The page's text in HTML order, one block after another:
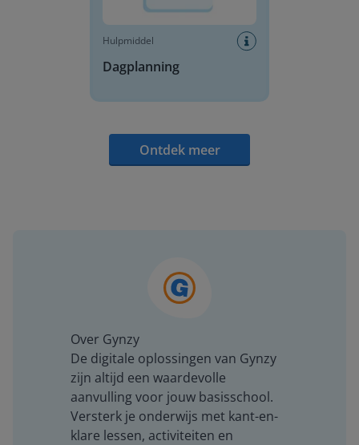
Hulpmiddel
Dagplanning
Ontdek meer
Over Gynzy
De digitale oplossingen van Gynzy
zijn altijd een waardevolle
aanvulling voor jouw basisschool.
Versterk je onderwijs met kant-en-
klare lessen, activiteiten en